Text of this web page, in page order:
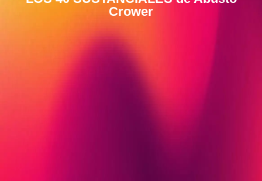
Crower